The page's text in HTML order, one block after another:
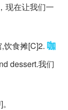
现在让我们一
饮食摊[C]2. 咖
dessert.我们